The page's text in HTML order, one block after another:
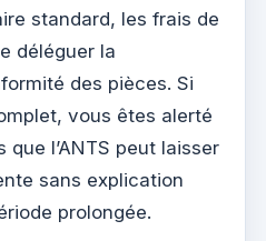
standard, les frais de
déléguer la
des pièces. Si
vous êtes alerté
l’ANTS peut laisser
sans explication
prolongée.